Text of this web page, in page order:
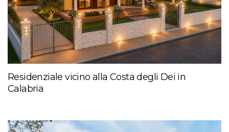
Residenziale vicino alla Costa degli Dei in
Calabria